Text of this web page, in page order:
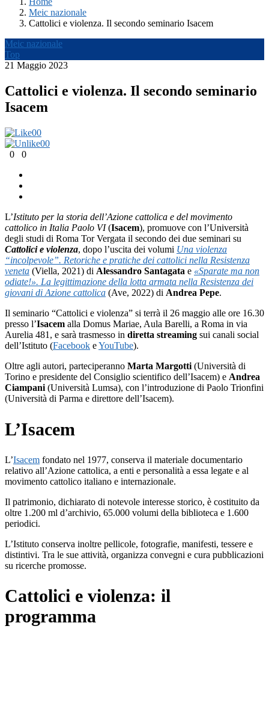
Meic nazionale
Cattolici e violenza. Il secondo seminario Isacem
Meic nazionale
Top
21 Maggio 2023
Cattolici e violenza. Il secondo seminario
Isacem
00
00
0
0
L’Istituto per la storia dell’Azione cattolica e del movimento
cattolico in Italia Paolo VI(Isacem), promuove con l’Università
degli studi di Roma Tor Vergata il secondo dei due seminari su
Cattolici e violenza, dopo l’uscita dei volumi Una violenza
“incolpevole”. Retoriche e pratiche dei cattolici nella Resistenza
veneta (Viella, 2021) di Alessandro Santagata e «Sparate ma non
odiate!». La legittimazione della lotta armata nella Resistenza dei
giovani di Azione cattolica (Ave, 2022) di Andrea Pepe.
Il seminario “Cattolici e violenza” si terrà il 26 maggio alle ore 16.30
presso l’Isacem alla Domus Mariae, Aula Barelli, a Roma in via
Aurelia 481, e sarà trasmesso in diretta streaming sui canali social
dell’Istituto (Facebook eYouTube).
Oltre agli autori, parteciperanno Marta Margotti (Università di
Torino e presidente del Consiglio scientifico dell’Isacem) e Andrea
Ciampani (Università Lumsa), con l’introduzione di Paolo Trionfini
(Università di Parma e direttore dell’Isacem).
L’Isacem
L’Isacem fondato nel 1977, conserva il materiale documentario
relativo all’Azione cattolica, a enti e personalità a essa legate e al
movimento cattolico italiano e internazionale.
Il patrimonio, dichiarato di notevole interesse storico, è costituito da
oltre 1.200 ml d’archivio, 65.000 volumi della biblioteca e 1.600
periodici.
L’Istituto conserva inoltre pellicole, fotografie, manifesti, tessere e
distintivi. Tra le sue attività, organizza convegni e cura pubblicazioni
su ricerche promosse.
Cattolici e violenza: il
programma